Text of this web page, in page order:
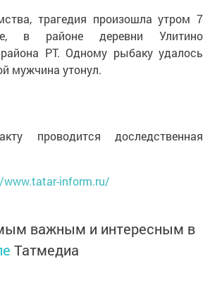
трагедия произошла утром 7
в районе деревни Улитино
района РТ. Одному рыбаку удалось
мужчина утонул.
проводится доследственная
inform.ru/
важным и интересным в
Татмедиа